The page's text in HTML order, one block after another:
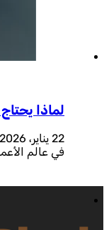
لماذا
22 يناير، 2026
في عالم